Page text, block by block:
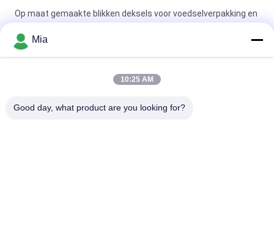
Op maat gemaakte blikken deksels voor voedselverpakking en
Heavy-duty elektrolytische blikdeksels voor voedselblikken |
spuitbussenverpakkingen
Mia
10:25 AM
Good day, what product are you looking for?